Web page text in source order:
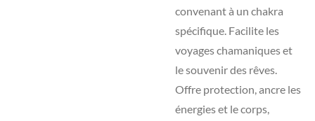
convenant à un chakra
spécifique. Facilite les
voyages chamaniques et
le souvenir des rêves.
Offre protection, ancre les
énergies et le corps,